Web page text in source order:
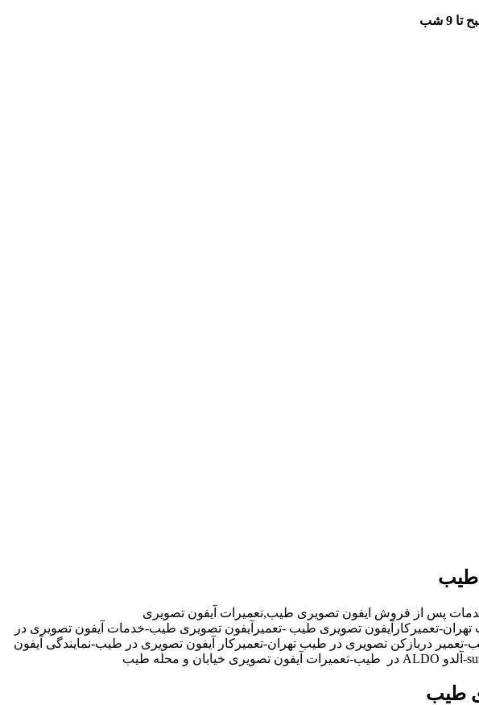
طیب
پس از فروش ایفون تصویری طیب,تعمیرات آیفون تصویری
تعمیرکارآیفون تصویری طیب -تعمیرآیفون تصویری طیب-خدمات آیفون تصویری در
دربازکن تصویری در طیب تهران-تعمیرکار آیفون تصویری در طیب-نمایندگی آیفون
طیب